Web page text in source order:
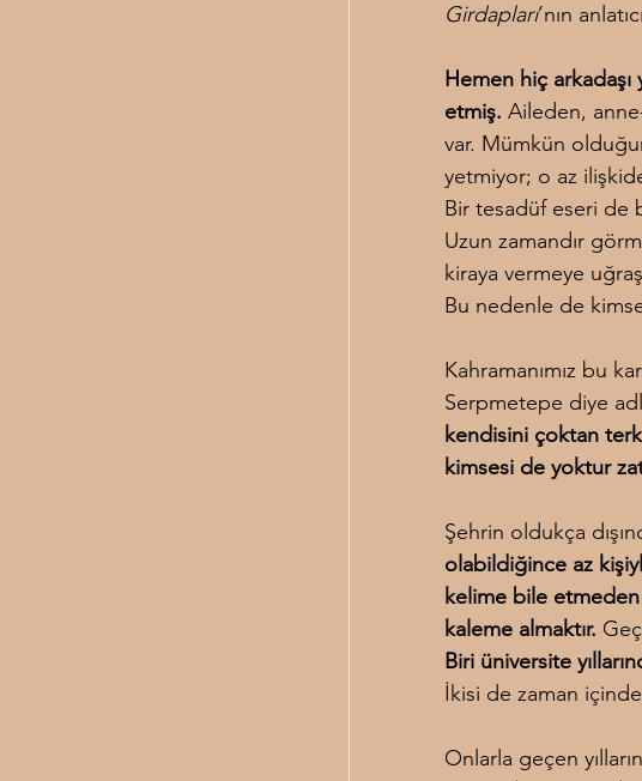
Girdapları’nın
Hemen hiç
etmiş. Aileden,
var. Mümkün
yetmiyor; o az
Bir tesadüf eseri de
Uzun zamandır
kiraya vermeye
Bu nedenle de
Kahramanımız bu
Serpmetepe diye
kendisini çoktan
kimsesi de yoktur
Şehrin oldukça
olabildiğince az
kelime bile etmeden
kaleme almaktır.
Biri üniversite
İkisi de zaman içinde
Onlarla geçen